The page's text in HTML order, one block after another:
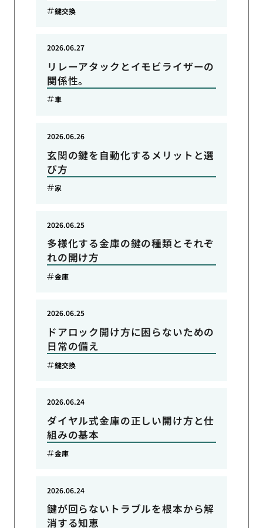
鍵交換
リレーアタックとイモビライザーの
関係性。
2026.06.27
車
玄関の鍵を自動化するメリットと選
び方
2026.06.26
家
多様化する金庫の鍵の種類とそれぞ
れの開け方
2026.06.25
金庫
ドアロック開け方に困らないための
日常の備え
2026.06.25
鍵交換
ダイヤル式金庫の正しい開け方と仕
組みの基本
2026.06.24
金庫
鍵が回らないトラブルを根本から解
消する知恵
2026.06.24